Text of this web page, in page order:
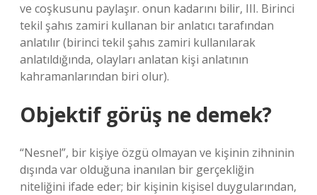
ve coşkusunu paylaşır. onun kadarını bilir, III. Birinci
tekil şahıs zamiri kullanan bir anlatıcı tarafından
anlatılır (birinci tekil şahıs zamiri kullanılarak
anlatıldığında, olayları anlatan kişi anlatının
kahramanlarından biri olur).
Objektif görüş ne demek?
“Nesnel”, bir kişiye özgü olmayan ve kişinin zihninin
dışında var olduğuna inanılan bir gerçekliğin
niteliğini ifade eder; bir kişinin kişisel duygularından,